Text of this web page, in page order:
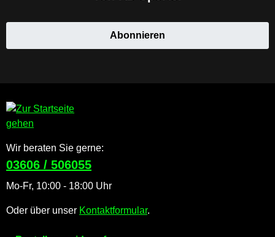
Abonnieren
Wir beraten Sie gerne:
03606 / 506055
Mo-Fr, 10:00 - 18:00 Uhr
Oder über unser Kontaktformular.